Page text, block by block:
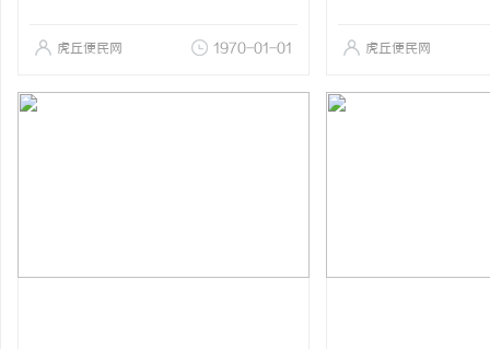
虎丘便民网 1970-01-01 虎丘便民网